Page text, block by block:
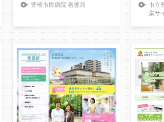
豊橋市民病院 看護局
市立
集サ